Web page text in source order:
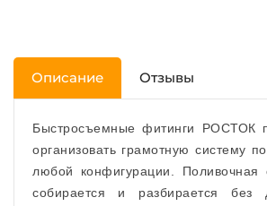
Описание Отзывы
Быстросъемные фитинги РОСТОК
организовать грамотную систему
любой конфигурации. Поливочная
собирается и разбирается без